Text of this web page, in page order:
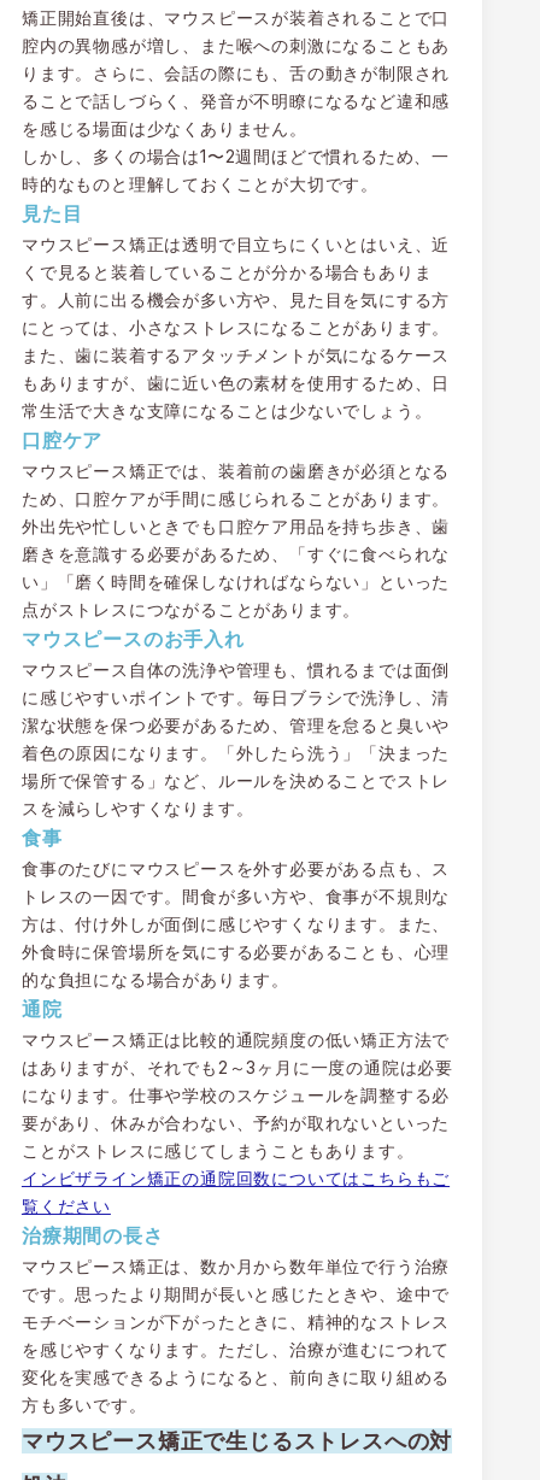
矯正開始直後は、マウスピースが装着されることで口
腔内の異物感が増し、また喉への刺激になることもあ
ります。さらに、会話の際にも、舌の動きが制限され
ることで話しづらく、発音が不明瞭になるなど違和感
を感じる場面は少なくありません。
しかし、多くの場合は1〜2週間ほどで慣れるため、一
時的なものと理解しておくことが大切です。
見た目
マウスピース矯正は透明で目立ちにくいとはいえ、近
くで見ると装着していることが分かる場合もありま
す。人前に出る機会が多い方や、見た目を気にする方
にとっては、小さなストレスになることがあります。
また、歯に装着するアタッチメントが気になるケース
もありますが、歯に近い色の素材を使用するため、日
常生活で大きな支障になることは少ないでしょう。
口腔ケア
マウスピース矯正では、装着前の歯磨きが必須となる
ため、口腔ケアが手間に感じられることがあります。
外出先や忙しいときでも口腔ケア用品を持ち歩き、歯
磨きを意識する必要があるため、「すぐに食べられな
い」「磨く時間を確保しなければならない」といった
点がストレスにつながることがあります。
マウスピースのお手入れ
マウスピース自体の洗浄や管理も、慣れるまでは面倒
に感じやすいポイントです。毎日ブラシで洗浄し、清
潔な状態を保つ必要があるため、管理を怠ると臭いや
着色の原因になります。「外したら洗う」「決まった
場所で保管する」など、ルールを決めることでストレ
スを減らしやすくなります。
食事
食事のたびにマウスピースを外す必要がある点も、ス
トレスの一因です。間食が多い方や、食事が不規則な
方は、付け外しが面倒に感じやすくなります。また、
外食時に保管場所を気にする必要があることも、心理
的な負担になる場合があります。
通院
マウスピース矯正は比較的通院頻度の低い矯正方法で
はありますが、それでも2～3ヶ月に一度の通院は必要
になります。仕事や学校のスケジュールを調整する必
要があり、休みが合わない、予約が取れないといった
ことがストレスに感じてしまうこともあります。
インビザライン矯正の通院回数についてはこちらもご
覧ください
治療期間の長さ
マウスピース矯正は、数か月から数年単位で行う治療
です。思ったより期間が長いと感じたときや、途中で
モチベーションが下がったときに、精神的なストレス
を感じやすくなります。ただし、治療が進むにつれて
変化を実感できるようになると、前向きに取り組める
方も多いです。
マウスピース矯正で生じるストレスへの対